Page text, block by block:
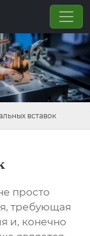
вставок
просто
требующая
и, конечно